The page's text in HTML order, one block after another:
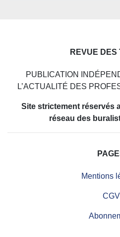
REVUE DES
PUBLICATION
L’ACTUALITÉ DES
Site strictement réservés
réseau des
Mentions
CGV